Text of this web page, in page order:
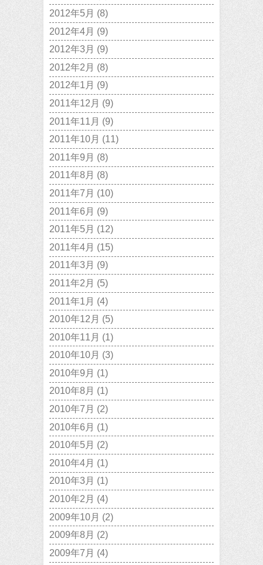
2012年5月 (8)
2012年4月 (9)
2012年3月 (9)
2012年2月 (8)
2012年1月 (9)
2011年12月 (9)
2011年11月 (9)
2011年10月 (11)
2011年9月 (8)
2011年8月 (8)
2011年7月 (10)
2011年6月 (9)
2011年5月 (12)
2011年4月 (15)
2011年3月 (9)
2011年2月 (5)
2011年1月 (4)
2010年12月 (5)
2010年11月 (1)
2010年10月 (3)
2010年9月 (1)
2010年8月 (1)
2010年7月 (2)
2010年6月 (1)
2010年5月 (2)
2010年4月 (1)
2010年3月 (1)
2010年2月 (4)
2009年10月 (2)
2009年8月 (2)
2009年7月 (4)